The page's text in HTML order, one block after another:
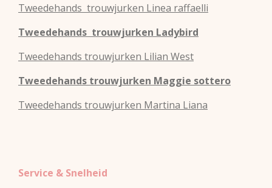
Tweedehands trouwjurken Linea raffaelli
Tweedehands trouwjurken Ladybird
Tweedehands trouwjurken Lilian West
Tweedehands trouwjurken Maggie sottero
Tweedehands trouwjurken Martina Liana
Service & Snelheid